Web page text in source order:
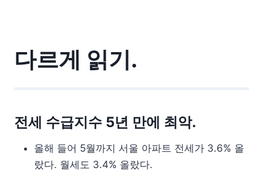
다르게 읽기.
전세 수급지수 5년 만에 최악.
올해 들어 5월까지 서울 아파트 전세가 3.6% 올
랐다. 월세도 3.4% 올랐다.